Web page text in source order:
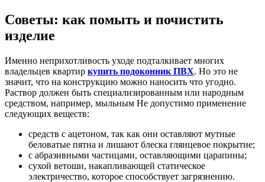
Советы: как помыть и почистить
изделие
Именно неприхотливость уходе подталкивает многих
владельцев квартир купить подоконник ПВХ. Но это не
значит, что на конструкцию можно наносить что угодно.
Раствор должен быть специализированным или народным
средством, например, мыльным Не допустимо применение
следующих веществ:
средств с ацетоном, так как они оставляют мутные
беловатые пятна и лишают блеска глянцевое покрытие;
с абразивными частицами, оставляющими царапины;
сухой ветоши, накапливающей статическое
электричество, которое способствует загрязнению.